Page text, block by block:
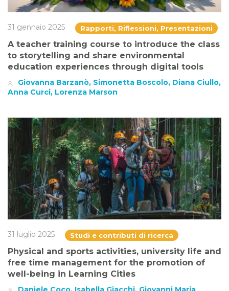
31 gennaio 2025 Rapporti, Riflessioni, Presentazioni
A teacher training course to introduce the class
to storytelling and share environmental
education experiences through digital tools
Giovanna Barzanò, Simonetta Boscolo, Diana Ciullo,
Anna Curci, Lorenza Marson
31 luglio 2025 Studi e contributi di ricerca
Physical and sports activities, university life and
free time management for the promotion of
well-being in Learning Cities